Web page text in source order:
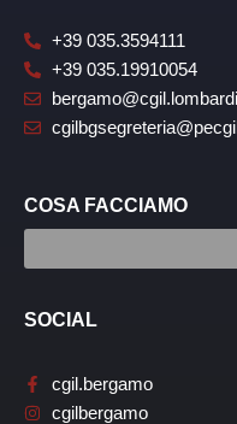
+39 035.3594111
+39 035.19910054
COSA FACCIAMO
SOCIAL
cgil.bergamo
cgilbergamo